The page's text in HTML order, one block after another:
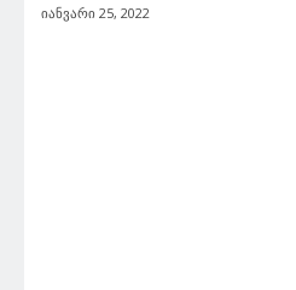
იანვარი 25, 2022